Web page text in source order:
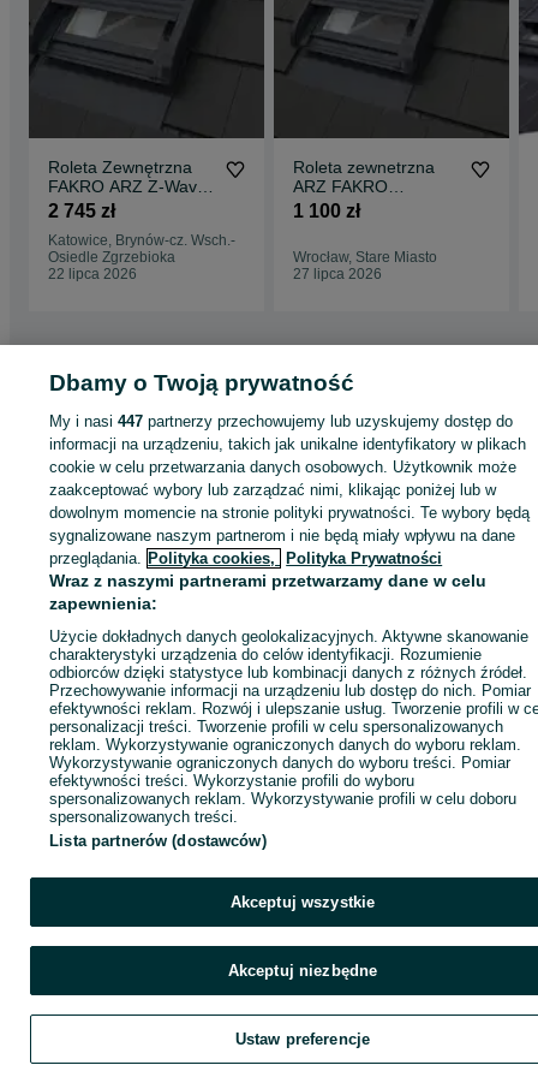
Roleta Zewnętrzna
FAKRO ARZ Z-Wave
Solar Okno Dachowe
Polska
2 745 zł
Katowice, Brynów-cz. Wsch.-
Osiedle Zgrzebioka
22 lipca 2026
Roleta zewnetrzna
ARZ FAKRO
KOMFORT 66x140
1 100 zł
Wrocław, Stare Miasto
27 lipca 2026
Strona główna Budowa i Remont
zewnętrzne - Śląskie
Rolety zewnętrzne - Tychy
KATEGORIA
531395420 Wyświetlenia:
Zadzwoń / SMS
Dbamy o Twoją prywatność
My i nasi447 partnerzy przechowujemy lub uzyskujemy dostęp do
informacji na urządzeniu, takich jak unikalne identyfikatory w plikach
cookie w celu przetwarzania danych osobowych. Użytkownik może
zaakceptować wybory lub zarządzać nimi, klikając poniżej lub w
dowolnym momencie na stronie polityki prywatności. Te wybory będą
sygnalizowane naszym partnerom i nie będą miały wpływu na dane
przeglądania. Polityka cookies, Polityka Prywatności
Wraz z naszymi partnerami przetwarzamy dane w celu
zapewnienia:
Użycie dokładnych danych geolokalizacyjnych. Aktywne skanowanie
charakterystyki urządzenia do celów identyfikacji. Rozumienie
odbiorców dzięki statystyce lub kombinacji danych z różnych źródeł.
Przechowywanie informacji na urządzeniu lub dostęp do nich. Pomiar
efektywności reklam. Rozwój i ulepszanie usług. Tworzenie profili w
personalizacji treści. Tworzenie profili w celu spersonalizowanych
reklam. Wykorzystywanie ograniczonych danych do wyboru reklam.
Wykorzystywanie ograniczonych danych do wyboru treści. Pomiar
efektywności treści. Wykorzystanie profili do wyboru
spersonalizowanych reklam. Wykorzystywanie profili w celu doboru
spersonalizowanych treści.
Lista partnerów (dostawców)
Akceptuj wszystkie
Akceptuj niezbędne
Ustaw preferencje